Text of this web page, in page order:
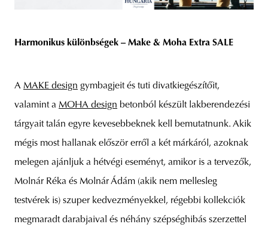
Harmonikus különbségek – Make & Moha Extra SALE
A MAKE design gymbagjeit és tuti divatkiegészítőit,
valamint a MOHA design betonból készült lakberendezési
tárgyait talán egyre kevesebbeknek kell bemutatnunk. Akik
mégis most hallanak először erről a két márkáról, azoknak
melegen ajánljuk a hétvégi eseményt, amikor is a tervezők,
Molnár Réka és Molnár Ádám (akik nem mellesleg
testvérek is) szuper kedvezményekkel, régebbi kollekciók
megmaradt darabjaival és néhány szépséghibás szerzettel